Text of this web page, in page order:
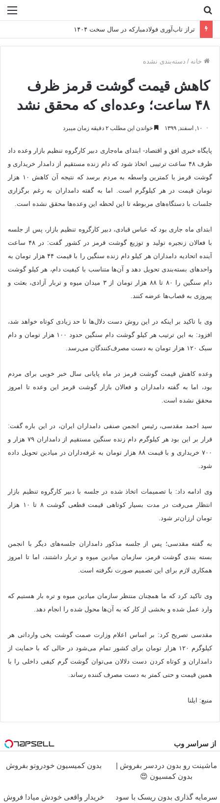
برای
تراز تاب‌آوری فولادمبارکه در سال سخت ۱۴۰۴
خانه / دسته‌بندی نشده
کاهش قیمت گوشت قرمز ظرف
۴۸ ساعت؛ وعده‌ای که محقق نشد
۱۰, اسفند, ۱۳۹۹ خواندن این مطلب ۲ دقیقه زمان میبرد
پایگاه خبری افق و اقتصاد- ابتدای ماه‌جاری دبیر کارگروه تنظیم بازار وعده داد
ظرف ۴۸ ساعت ترتیبی اتخاذ شود که دام زنده مستقیم از دامدار خریداری و
گوشت قرمز با کمترین واسطه به مردم برسد که نتیجه آن کاهش ۱۰ هزار
تومان قیمت در هر کیلوگرم است. اما به گفته دامداران به رغم برگزاری
جلسات با دستگاه‌های مربوطه تا این لحظه این وعده‌ها محقق نشده است.
ابتدای ماه جاری بود که عباس قبادی، دبیر کارگروه تنظیم بازار، پس از جلسه
با فعالان زنجیره تولید و توزیع گوشت قرمز در کشور گفت: در ۴۸ ساعت
آینده اتحادیه دامداران هر کیلو دام زنده سنگین را با قیمت ۴۴ هزار تومان به
واحدهای بسته‌بندی تحویل دهد و آن‌ها متناسب با کیفیت دام، هر کیلو گوشت
دام سنگین را ۸۰ تا ۸۸ هزار تومان از ۳ میدان میوه و تربار آزادی، بعثت و
پیروزی به قصاب‌ها عرضه کنند.
وی با تاکید بر اینکه در این روش دست دلال‌ها تا حد زیادی کوتاه خواهد شد،
افزود: به این ترتیب هر کیلو گوشت دام سنگین حدود ۱۰۰ هزار تومان و دام
سبک ۱۲۰ هزار تومان به دست مصرف‌کنندگان می‌رسد.
وعده کاهش قیمت گوشت قرمز در ماه پایانی سال خبر خوبی برای مردم
بود، اما به گفته دامداران و فعالان بازار گوشت قرمز این وعده تا امروز
محقق نشده است.
سید احمد مقدسی، رئیس انجمن صنفی دامداران ایران، در این باره گفت:
قرار بر این بود هر کیلوگرم دام زنده سنگین مستقیم از دامداران ۷۹ هزار و
۷۰۰ خریداری و با قیمت ۸۸ هزار تومان به غرفه‌داران در میادین تحویل داده
شود.
وی ادامه داد: با تصمیمات اتخاذ شده در جلسه با دبیر کارگروه تنظیم بازار
انتظار می‌رفت در مدت بسیار کوتاهی قیمت قطعی گوشت ۸ تا ۱۰ هزار
تومان ارزان‌تر شود.
به گفته مقدسی؛ پس از جلسه مذکور دامداران جلسه‌های دیگر با انجمن
بسته بندی گوشت قرمز، سازمان میادین میوه و تر‌بار داشتند، اما تا امروز
همکاری لازم برای این تصمیم صورت نگرفته است.
وی تاکید کرد که ما همچنان منتظر سازمان میادین میوه‌ و تره بار هستیم که
وارد عمل شده و بخشی از کار که به آن‌ها محول شده را انجام دهد.
مقدسی تصریح کرد: بر اساس اعلام وزارت صمت گوشت یخی وارداتی هر
کیلوگرم ۱۲۰ هزار تومان برای کشور تمام می‌شود در حالی که با حمایت از
دامداران و کوتاه کردن دست دلالان می‌توان گوشت گرم کیفی داخلی را با
همین قیمت و حتی کمتر به دست مصرف کننده رساند.
منبع: ایلنا
از سراسر وب
ماشینت رو بدون دردسر بفروش |
بدون کمسیون 😍
بدون کمیسیون خودروتو بفروش
سرمایه گذاری بدون ریسک با سود
خریدار واقعی خودش میاد! فروش